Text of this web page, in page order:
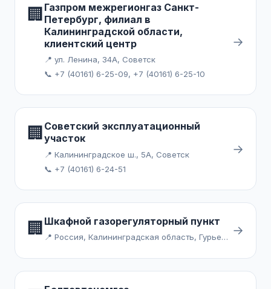
🏢 Газпром межрегионгаз Санкт-
Петербург, филиал в
Калининградской области,
клиентский центр
📍 ул. Ленина, 34А, Советск
📞 +7 (40161) 6-25-09, +7 (40161) 6-25-10
→
🏢 Советский эксплуатационный
участок
📍 Калининградское ш., 5А, Советск
📞 +7 (40161) 6-24-51
→
🏢 Шкафной газорегуляторный пункт
📍 Россия, Калининградская область, Гурьевский городской округ, посёлок Новодорожный, переулок Энтузиастов →